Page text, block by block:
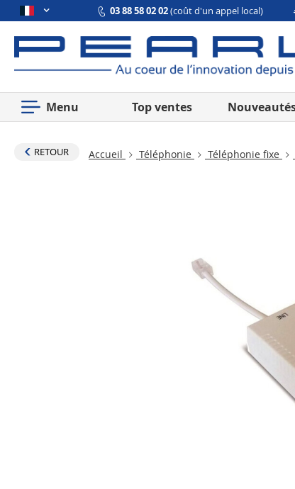
03 88 58 02 02(coût d'un appel local)
Menu Top ventes
RETOUR Accueil Téléphonie Téléphonie fixe